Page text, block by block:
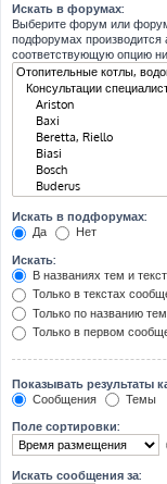
Искать в форумах:
Выберите форум или
подфорумах производится
соответствующую опцию
Искать в подфорумах:
Да
Нет
Искать:
В названиях тем и
Только в текстах
Только по названию
Только в первом
Показывать результаты
Сообщения
Темы
Поле сортировки:
Искать сообщения за: